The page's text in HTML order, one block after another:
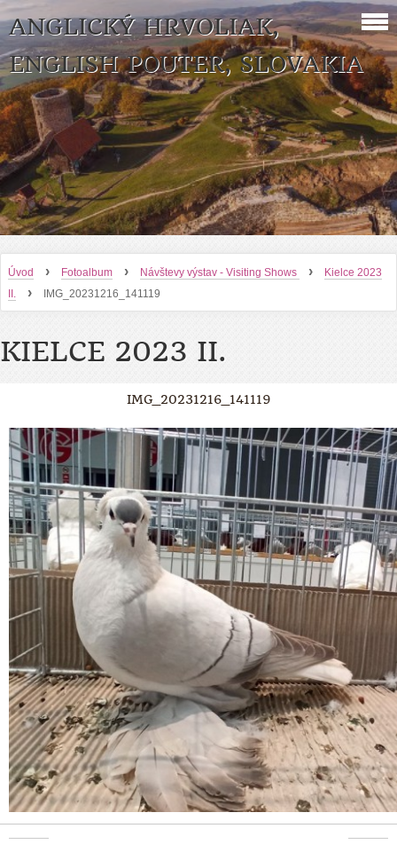
ANGLICKÝ HRVOLIAK,
ENGLISH POUTER, SLOVAKIA
Úvod › Fotoalbum › Návštevy výstav - Visiting Shows ›
Kielce 2023
II.
› IMG_20231216_141119
KIELCE 2023 II.
IMG_20231216_141119